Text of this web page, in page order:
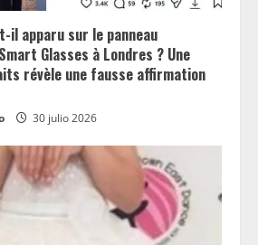
il apparu sur le panneau
Glasses à Londres ? Une
révèle une fausse affirmation
30 julio 2026